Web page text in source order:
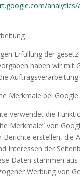
analytics/
Erfüllung der
haben wir mit
Merkmale bei Google
verwendet die
Merkmale” von
Berichte erstellen, die
Interessen der
Daten stammen aus
Werbung von